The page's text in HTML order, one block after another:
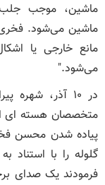
ماشین، موجب
ماشین می‌شود.
مانع خارجی یا
می‌شود."
در ۱۰ آذر،
پیاده شدن محسن
گلوله را با استناد
فرمودند یک صدای